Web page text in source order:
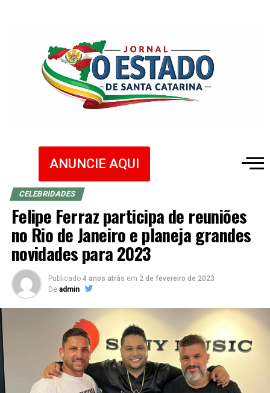
ANUNCIE AQUI
CELEBRIDADES
Felipe Ferraz participa de reuniões
no Rio de Janeiro e planeja grandes
novidades para 2023
Publicado 4 anos atrás em 2 de fevereiro de 2023
De admin